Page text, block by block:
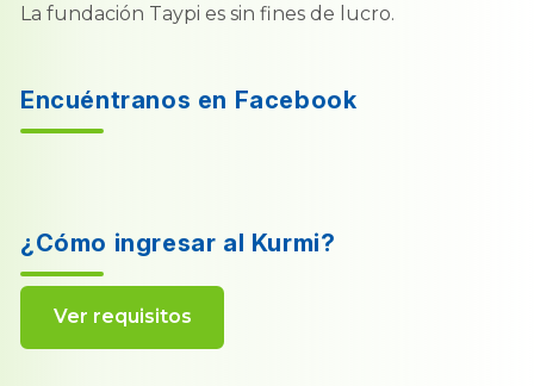
La fundación Taypi es sin fines de lucro.
Encuéntranos en Facebook
¿Cómo ingresar al Kurmi?
Ver requisitos